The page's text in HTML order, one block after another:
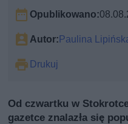
Opublikowano:
Autor:Paulina
Drukuj
Od czwartku w
gazetce znalazła się